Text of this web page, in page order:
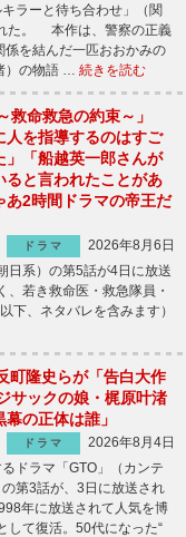
ラーと待ち合わせ」（関
た。 本作は、警察の正義
係を結んだ一匹おおかみの
）の物語 … 続きを読む
救命救急の約束～」
人を指導するのはすご
」「船越英一郎さんが
ると言われたことがあ
あ2時間ドラマの帝王だ
ドラマ
2026年8月6日
日系）の第5話が4日に放送
若き救命医・救急隊員・
下、ネタバレを含みます）
町隆史らが「告白大作
サックの娘・梶原叶渚
の正体は誰」
ドラマ
2026年8月4日
ドラマ「GTO」（カンテ
第3話が、3日に放送され
年に放送されて人気を博
して復活。50代になった“